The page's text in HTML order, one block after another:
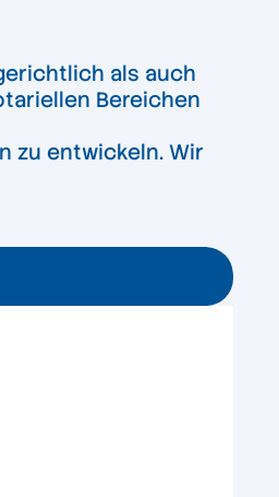
als auch
Bereichen
zu entwickeln. Wir